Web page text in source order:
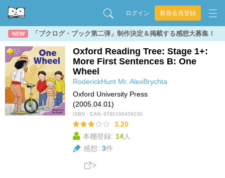
ログイン 新規会員登録
NEW 「ブクログ・ブック第二弾」制作決定＆掲載する感想大募集！
Oxford Reading Tree: Stage 1+:
More First Sentences B: One
Wheel
RoderickHunt Mr. AlexBrychta
Oxford University Press
(2005.04.01)
ISBN・EAN: 9780198456230
3.20
本棚登録: 14人
感想: 3件